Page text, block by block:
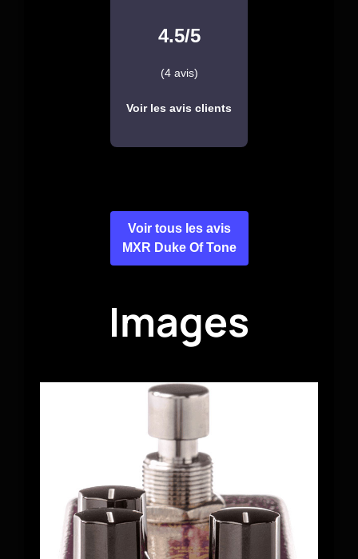
4.5/5
(4 avis)
Voir les avis clients
Voir tous les avis
MXR Duke Of Tone
Images